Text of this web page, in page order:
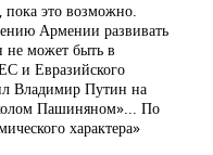
это возможно.
Армении развивать
не может быть в
и Евразийского
Владимир Путин на
Пашиняном»... По
характера»